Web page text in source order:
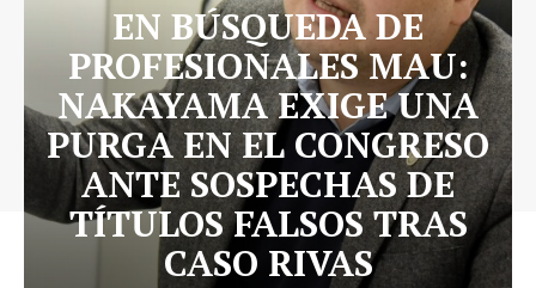
EN BÚSQUEDA DE
PROFESIONALES MAU:
NAKAYAMA EXIGE UNA
PURGA EN EL CONGRESO
ANTE SOSPECHAS DE
TÍTULOS FALSOS TRAS
CASO RIVAS